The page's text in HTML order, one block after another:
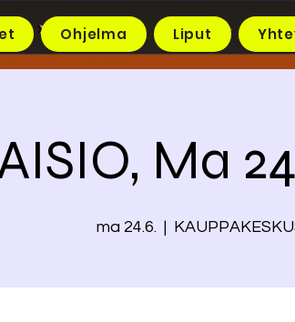
Ohjelma Liput
Ma
ma 24.6.
  |